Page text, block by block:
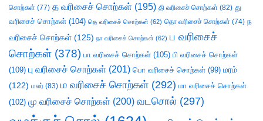
சொற்கள் (77) த வரிசைச் சொற்கள் (195) தி வரிசைச் சொற்கள் (82) து
வரிசைச் சொற்கள் (104) தெ வரிசைச் சொற்கள் (62) தொ வரிசைச் சொற்கள் (74) ந
வரிசைச் சொற்கள் (125) நா வரிசைச் சொற்கள் (62) ப வரிசைச்
சொற்கள் (378) பா வரிசைச் சொற்கள் (105) பி வரிசைச் சொற்கள்
(109) பு வரிசைச் சொற்கள் (201) பொ வரிசைச் சொற்கள் (99) மரம்
(122) மலர் (83) ம வரிசைச் சொற்கள் (292) மா வரிசைச் சொற்கள்
(102) மு வரிசைச் சொற்கள் (200) வடசொல் (297)